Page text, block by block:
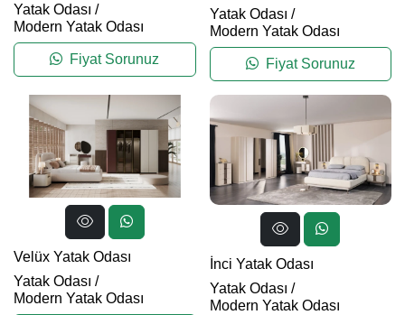
Yatak Odası /
Modern Yatak Odası
Fiyat Sorunuz
Yatak Odası /
Modern Yatak Odası
Fiyat Sorunuz
Velüx Yatak Odası
Yatak Odası /
Modern Yatak Odası
İnci Yatak Odası
Yatak Odası /
Modern Yatak Odası